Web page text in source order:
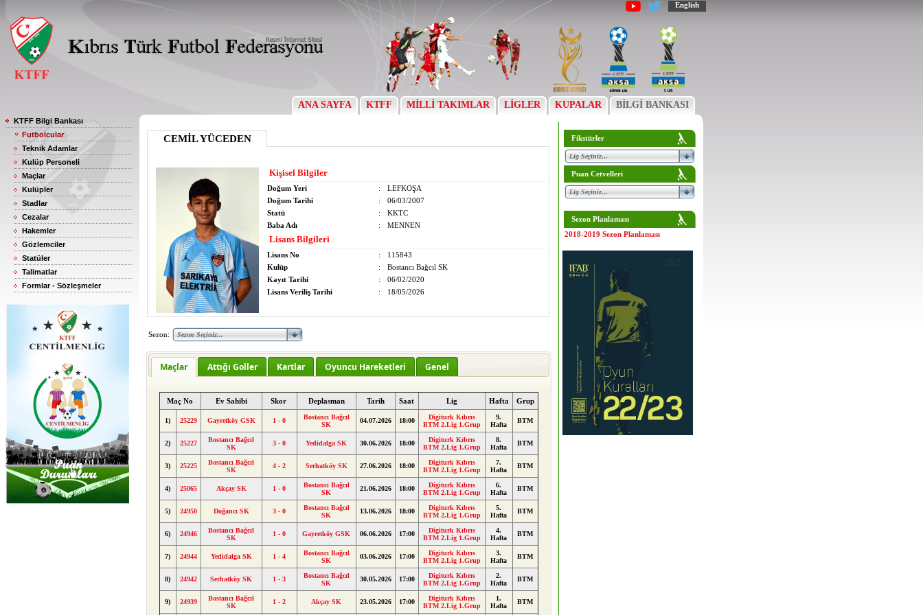
English
ANA SAYFA KTFF MİLLİ TAKIMLAR LİGLER KUPALAR BİLGİ BANKASI
KTFF Bilgi Bankası
Futbolcular
Teknik Adamlar
Kulüp Personeli
Maçlar
Kulüpler
Stadlar
Cezalar
Hakemler
Gözlemciler
Statüler
Talimatlar
Formlar - Sözleşmeler
CEMİL YÜCEDEN
Kişisel Bilgiler
Doğum Yeri :
LEFKOŞA
Doğum Tarihi
:
06/03/2007
Statü
:
KKTC
Baba Adı
: MENNEN
Lisans Bilgileri
Lisans No :
115843
Kulüp
:
Bostancı Bağcıl SK
Kayıt Tarihi
:
06/02/2020
Lisans Veriliş Tarihi
: 18/05/2026
Sezon:
Maçlar Attığı Goller Kartlar Oyuncu Hareketleri Genel
Maç No Ev Sahibi Skor Deplasman Tarih Saat Lig Hafta Grup
1) 25229 Gayretköy GSK 1 - 0
Bostancı Bağcıl
SK
04.07.2026 18:00
Digiturk Kıbrıs
BTM 2.Lig 1.Grup
9.
Hafta
BTM
2) 25227
Bostancı Bağcıl
SK
3 - 0 Yedidalga SK 30.06.2026 18:00
Digiturk Kıbrıs
BTM 2.Lig 1.Grup
8.
Hafta
BTM
3) 25225
Bostancı Bağcıl
SK
4 - 2 Serhatköy SK 27.06.2026 18:00
Digiturk Kıbrıs
BTM 2.Lig 1.Grup
7.
Hafta
BTM
4) 25065 Akçay SK 1 - 0
Bostancı Bağcıl
SK
21.06.2026 18:00
Digiturk Kıbrıs
BTM 2.Lig 1.Grup
6.
Hafta
BTM
5) 24950 Doğancı SK 3 - 0
Bostancı Bağcıl
SK
13.06.2026 18:00
Digiturk Kıbrıs
BTM 2.Lig 1.Grup
5.
Hafta
BTM
6) 24946
Bostancı Bağcıl
SK
1 - 0 Gayretköy GSK 06.06.2026 17:00
Digiturk Kıbrıs
BTM 2.Lig 1.Grup
4.
Hafta
BTM
7) 24944 Yedidalga SK 1 - 4
Bostancı Bağcıl
SK
03.06.2026 17:00
Digiturk Kıbrıs
BTM 2.Lig 1.Grup
3.
Hafta
BTM
8) 24942 Serhatköy SK 1 - 3
Bostancı Bağcıl
SK
30.05.2026 17:00
Digiturk Kıbrıs
BTM 2.Lig 1.Grup
2.
Hafta
BTM
9) 24939
Bostancı Bağcıl
SK
1 - 2 Akçay SK 23.05.2026 17:00
Digiturk Kıbrıs
BTM 2.Lig 1.Grup
1.
Hafta
BTM
Fikstürler
Puan Cetvelleri
Sezon Planlaması
2018-2019 Sezon Planlaması